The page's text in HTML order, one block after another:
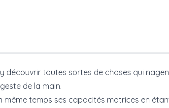
découvrir toutes sortes de choses qui
de la main.
temps ses capacités motrices en